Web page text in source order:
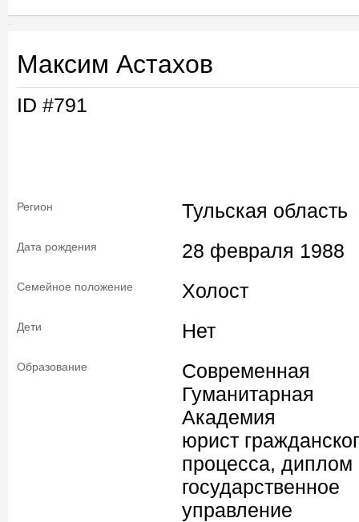
Максим Астахов
ID #791
Регион Тульская область
Дата рождения 28 февраля 1988
Семейное положение Холост
Дети Нет
Образование
Современная
Гуманитарная
Академия
юрист
процесса, диплом
государственное
управление